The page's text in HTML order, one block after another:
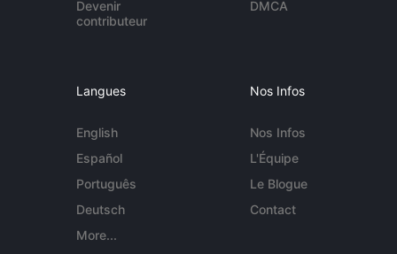
Devenir
contributeur
DMCA
Langues
English
Español
Português
Deutsch
More...
Nos Infos
Nos Infos
L'Équipe
Le Blogue
Contact